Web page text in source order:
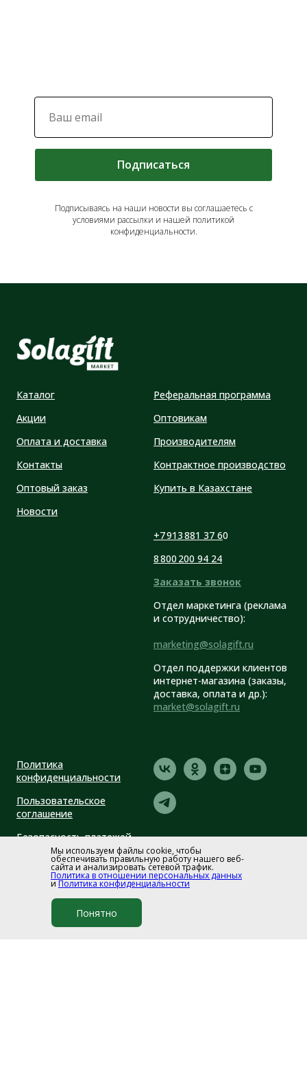
Мы используем файлы cookie, чтобы
обеспечивать правильную работу нашего веб-
сайта и анализировать сетевой трафик.
Политика в отношении персональных данных
иПолитика конфиденциальности
Понятно
Подписаться
Подписываясь на наши новости вы соглашаетесь с
условиями рассылки и нашей политикой
конфиденциальности.
Каталог
Акции
Оплата и доставка
Контакты
Оптовый заказ
Новости
Реферальная программа
Оптовикам
Производителям
Контрактное производство
Купить в Казахстане
+7 913 881 37 60
8 800 200 94 24
Заказать звонок
Отдел маркетинга (реклама
и сотрудничество):
marketing@solagift.ru
Отдел поддержки клиентов
интернет-магазина (заказы,
доставка, оплата и др.):
market@solagift.ru
Политика
конфиденциальности
Пользовательское
соглашение
Безопасность платежей